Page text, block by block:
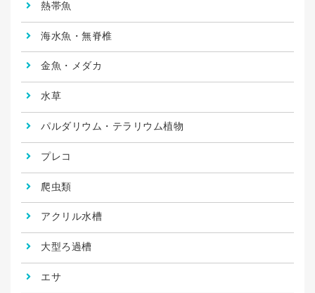
熱帯魚
海水魚・無脊椎
金魚・メダカ
水草
パルダリウム・テラリウム植物
プレコ
爬虫類
アクリル水槽
大型ろ過槽
エサ